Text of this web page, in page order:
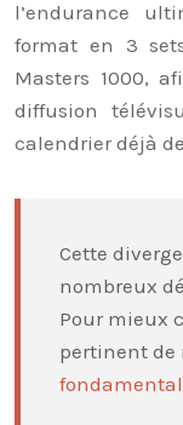
l’endurance
format en 3
Masters 1000,
diffusion
calendrier déjà
Cette
nombreux
Pour mieux
pertinent de